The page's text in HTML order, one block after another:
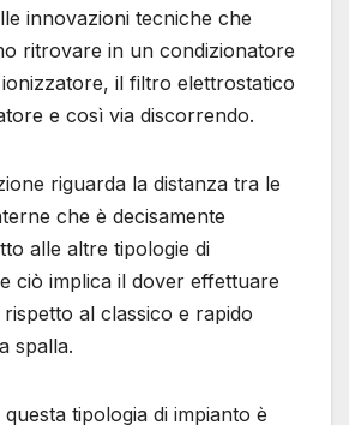
innovazioni tecniche che
ritrovare in un condizionatore
il filtro elettrostatico
e così via discorrendo.
riguarda la distanza tra le
che è decisamente
alle altre tipologie di
ciò implica il dover effettuare
al classico e rapido
spalla.
questa tipologia di impianto è